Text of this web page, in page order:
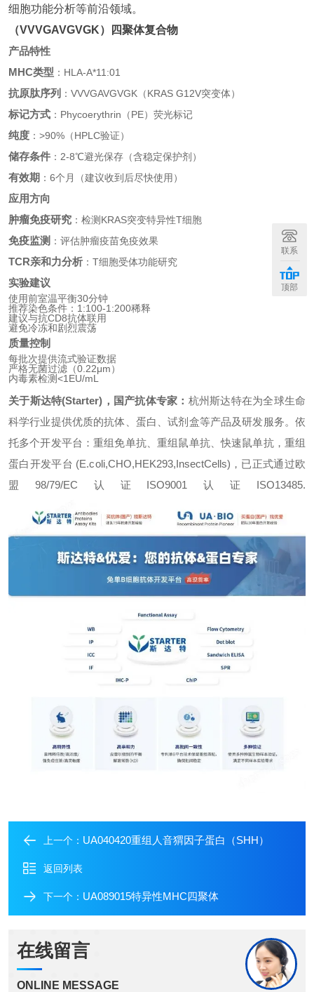
细胞功能分析等前沿领域。
（VVVGAVGVGK）四聚体复合物
产品特性
MHC类型 ：HLA-A*11:01
抗原肽序列 ：VVVGAVGVGK（KRAS G12V突变体）
标记方式 ：Phycoerythrin（PE）荧光标记
纯度 ：>90%（HPLC验证）
储存条件 ：2-8℃避光保存（含稳定保护剂）
有效期 ：6个月（建议收到后尽快使用）
应用方向
肿瘤免疫研究 ：检测KRAS突变特异性T细胞
免疫监测 ：评估肿瘤疫苗免疫效果
TCR亲和力分析 ：T细胞受体功能研究
实验建议
使用前室温平衡30分钟
推荐染色条件：1:100-1:200稀释
建议与抗CD8抗体联用
避免冷冻和剧烈震荡
质量控制
每批次提供流式验证数据
严格无菌过滤（0.22μm）
内毒素检测<1EU/mL
关于斯达特(Starter)，国产抗体专家： 杭州斯达特在为全球生命
科学行业提供优质的抗体、蛋白、试剂盒等产品及研发服务。依
托多个开发平台：重组免单抗、重组鼠单抗、快速鼠单抗，重组
蛋白开发平台 (E.coli,CHO,HEK293,InsectCells)，已正式通过欧
盟98/79/EC认证ISO9001认证ISO13485.
上一个： UA040420重组人音猬因子蛋白（SHH）
返回列表
下一个： UA089015特异性MHC四聚体
在线留言
ONLINE MESSAGE
联系
顶部